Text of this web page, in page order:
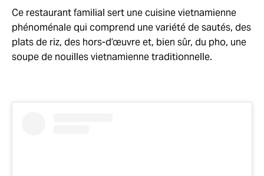
Ce restaurant familial sert une cuisine vietnamienne
phénoménale qui comprend une variété de sautés, des
plats de riz, des hors-d’œuvre et, bien sûr, du pho, une
soupe de nouilles vietnamienne traditionnelle.